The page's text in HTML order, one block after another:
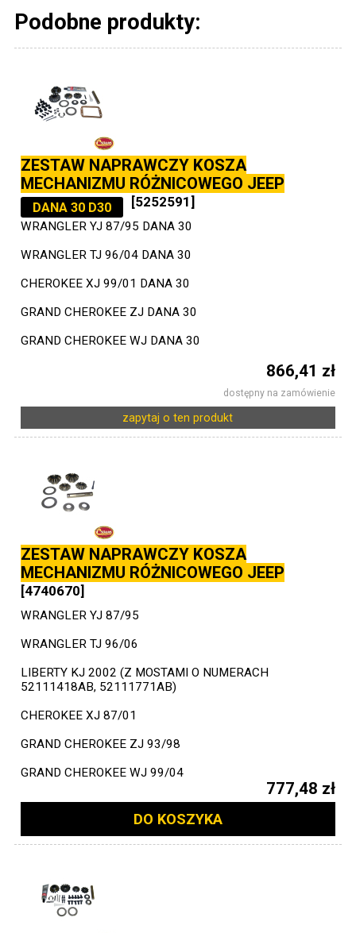
Podobne produkty:
ZESTAW NAPRAWCZY KOSZA
MECHANIZMU RÓŻNICOWEGO JEEP
DANA 30 D30 [5252591]
WRANGLER YJ 87/95 DANA 30
WRANGLER TJ 96/04 DANA 30
CHEROKEE XJ 99/01 DANA 30
GRAND CHEROKEE ZJ DANA 30
GRAND CHEROKEE WJ DANA 30
866,41 zł
dostępny na zamówienie
zapytaj o ten produkt
ZESTAW NAPRAWCZY KOSZA
MECHANIZMU RÓŻNICOWEGO JEEP
[4740670]
WRANGLER YJ 87/95
WRANGLER TJ 96/06
LIBERTY KJ 2002 (Z MOSTAMI O NUMERACH
52111418AB, 52111771AB)
CHEROKEE XJ 87/01
GRAND CHEROKEE ZJ 93/98
GRAND CHEROKEE WJ 99/04
777,48 zł
DO KOSZYKA